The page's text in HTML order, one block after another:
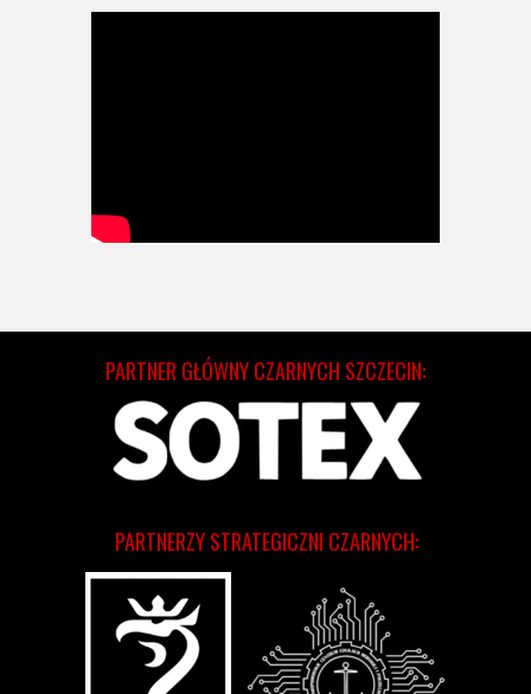
PARTNERZY STRATEGICZNI CZARNYCH:
PARTNER GŁÓWNY CZARNYCH SZCZECIN: